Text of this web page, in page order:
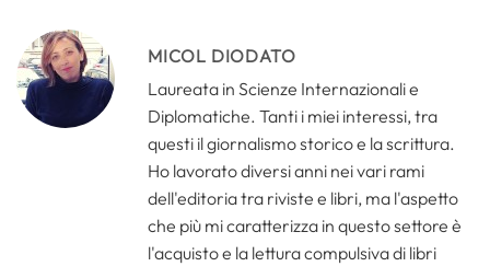
MICOL DIODATO
Laureata in Scienze Internazionali e
Diplomatiche. Tanti i miei interessi, tra
questi il giornalismo storico e la scrittura.
Ho lavorato diversi anni nei vari rami
dell'editoria tra riviste e libri, ma l'aspetto
che più mi caratterizza in questo settore è
l'acquisto e la lettura compulsiva di libri